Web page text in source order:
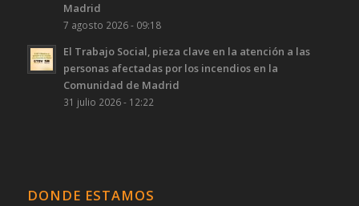
Madrid
7 agosto 2026 - 09:18
El Trabajo Social, pieza clave en la atención a las
personas afectadas por los incendios en la
Comunidad de Madrid
31 julio 2026 - 12:22
DONDE ESTAMOS